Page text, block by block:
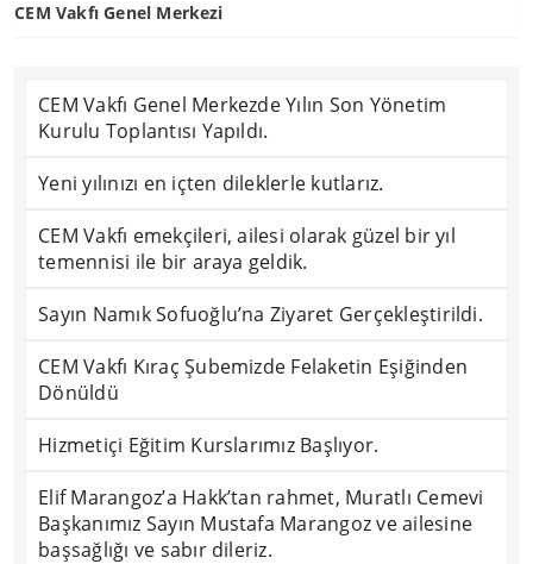
CEM Vakfı Genel Merkezi
CEM Vakfı Genel Merkezde Yılın Son Yönetim
Kurulu Toplantısı Yapıldı.
Yeni yılınızı en içten dileklerle kutlarız.
CEM Vakfı emekçileri, ailesi olarak güzel bir yıl
temennisi ile bir araya geldik.
Sayın Namık Sofuoğlu’na Ziyaret Gerçekleştirildi.
CEM Vakfı Kıraç Şubemizde Felaketin Eşiğinden
Dönüldü
Hizmetiçi Eğitim Kurslarımız Başlıyor.
Elif Marangoz’a Hakk’tan rahmet, Muratlı Cemevi
Başkanımız Sayın Mustafa Marangoz ve ailesine
başsağlığı ve sabır dileriz.